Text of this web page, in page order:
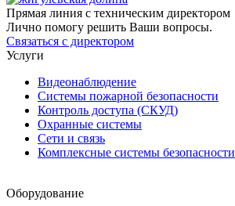
Прямая линия с техническим директором
Лично помогу решить Ваши вопросы.
Связаться с директором
Услуги
Видеонаблюдение
Системы пожарной безопасности
Контроль доступа (СКУД)
Охранные системы
Сети и связь
Комплексные системы безопасности
Оборудование